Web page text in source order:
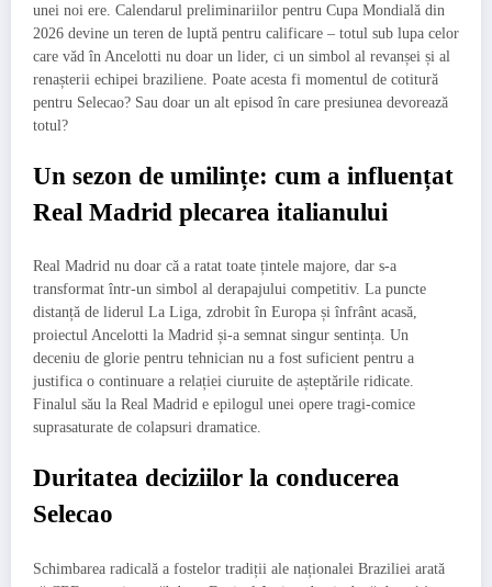
unei noi ere. Calendarul preliminariilor pentru Cupa Mondială din
2026 devine un teren de luptă pentru calificare – totul sub lupa celor
care văd în Ancelotti nu doar un lider, ci un simbol al revanșei și al
renașterii echipei braziliene. Poate acesta fi momentul de cotitură
pentru Selecao? Sau doar un alt episod în care presiunea devorează
totul?
Un sezon de umilințe: cum a influențat
Real Madrid plecarea italianului
Real Madrid nu doar că a ratat toate țintele majore, dar s-a
transformat într-un simbol al derapajului competitiv. La puncte
distanță de liderul La Liga, zdrobit în Europa și înfrânt acasă,
proiectul Ancelotti la Madrid și-a semnat singur sentința. Un
deceniu de glorie pentru tehnician nu a fost suficient pentru a
justifica o continuare a relației ciuruite de așteptările ridicate.
Finalul său la Real Madrid e epilogul unei opere tragi-comice
suprasaturate de colapsuri dramatice.
Duritatea deciziilor la conducerea
Selecao
Schimbarea radicală a fostelor tradiții ale naționalei Braziliei arată